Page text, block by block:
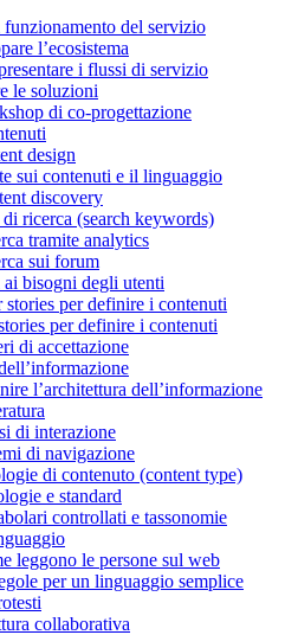
del servizio
l’ecosistema
i flussi di servizio
le soluzioni
di co-progettazione
design
sui contenuti e il linguaggio
discovery
ricerca (search keywords)
tramite analytics
sui forum
bisogni degli utenti
stories per definire i contenuti
per definire i contenuti
di accettazione
l’architettura dell’informazione
di interazione
di navigazione
di contenuto (content type)
e standard
controllati e tassonomie
leggono le persone sul web
per un linguaggio semplice
collaborativa